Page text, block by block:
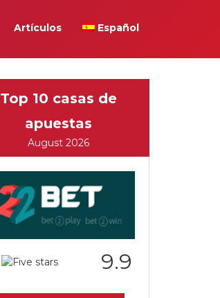
Artículos Español
Top 10 casas de
apuestas
August 2026
9.9